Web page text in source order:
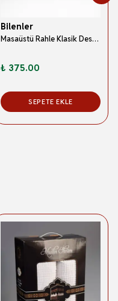
Bilenler
Masaüstü Rahle Klasik Desenli Kur’an-ı Kerim Rahle Bronz
₺ 375.00
SEPETE EKLE